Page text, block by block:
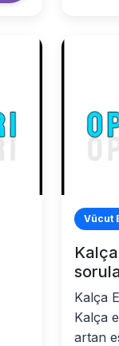
Vücut
Kalça
Kalça
artan